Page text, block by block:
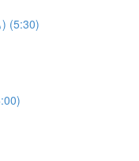
(5:30)